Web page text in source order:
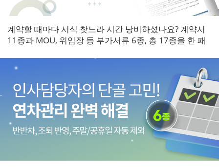
계약할 때마다 서식 찾느라 시간 낭비하셨나요? 계약서
11종과 MOU, 위임장 등 부가서류 6종, 총 17종을 한 패